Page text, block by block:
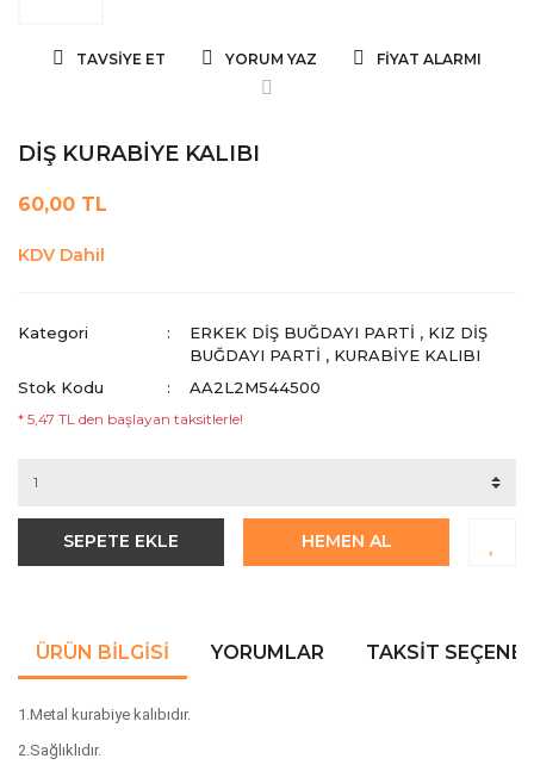
TAVSIYE ET YORUM YAZ FIYAT ALARMI
DİŞ KURABİYE KALIBI
60,00 TL
KDV Dahil
Kategori ERKEK DIŞ BUĞDAYI PARTI , KIZ DIŞ
BUĞDAYI PARTI , KURABIYE KALIBI
Stok Kodu
AA2L2M544500
* 5,47 TL den başlayan taksitlerle!
SEPETE EKLE HEMEN AL
ÜRÜN BILGISI YORUMLAR TAKSIT
1.Metal kurabiye kalıbıdır.
2.Sağlıklıdır.